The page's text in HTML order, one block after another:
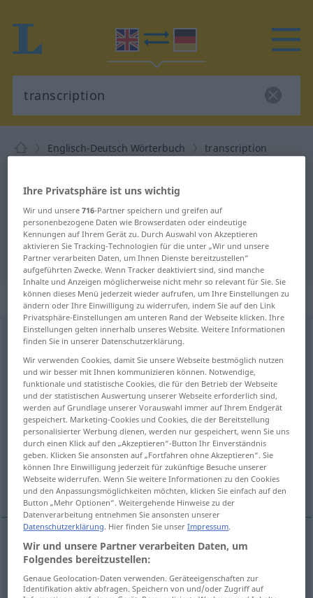
Englisch-Deutsch Wörterbuch transcription
"transcription"
"transcription" Deutsch
Übersetzung
„transcription“: noun
transcriptions
Übersicht aller Übersetzungen
(Für mehr Details die Übersetzung anklicken/antippen)
Abschreiben Abschrift, Kopie
Umschrift Transkription, Übertragung
Tonaufnahme Transkription
Abschreiben n transcription
Ihre Privatsphäre ist uns wichtig
Wir und unsere716-Partner speichern und greifen auf
personenbezogene Daten wie Browserdaten oder eindeutige
Kennungen auf Ihrem Gerät zu. Durch Auswahl von Akzeptieren
aktivieren Sie Tracking-Technologien für die unter „Wir und unsere
Partner verarbeiten Daten, um Ihnen Dienste bereitzustellen“
aufgeführten Zwecke. Wenn Tracker deaktiviert sind, sind manche
Inhalte und Anzeigen möglicherweise nicht mehr so relevant für Sie. Sie
können dieses Menü jederzeit wieder aufrufen, um Ihre Einstellungen zu
ändern oder Ihre Einwilligung zu widerrufen, indem Sie auf den Link
Privatsphäre-Einstellungen am unteren Rand der Webseite klicken. Ihre
Einstellungen gelten innerhalb unseres Website. Weitere Informationen
finden Sie in unserer Datenschutzerklärung.
Wir verwenden Cookies, damit Sie unsere Webseite bestmöglich nutzen
und wir besser mit Ihnen kommunizieren können. Notwendige,
funktionale und statistische Cookies, die für den Betrieb der Webseite
und der statistischen Auswertung unserer Webseite erforderlich sind,
werden auf Grundlage unserer Vorauswahl immer auf Ihrem Endgerät
gespeichert. Marketing-Cookies und Cookies, die der Bereitstellung
personalisierter Werbung dienen, werden nur gespeichert, wenn Sie uns
durch einen Klick auf den „Akzeptieren“-Button Ihr Einverständnis
geben. Klicken Sie ansonsten auf „Fortfahren ohne Akzeptieren“. Sie
können Ihre Einwilligung jederzeit für zukünftige Besuche unserer
Webseite widerrufen. Wenn Sie weitere Informationen zu den Cookies
und den Anpassungsmöglichkeiten möchten, klicken Sie einfach auf den
Button „Mehr Optionen“. Weitergehende Hinweise zu der
Datenverarbeitung entnehmen Sie ansonsten unserer
Datenschutzerklärung. Hier finden Sie unserImpressum.
Wir und unsere Partner verarbeiten Daten, um
Folgendes bereitzustellen:
Genaue Geolocation-Daten verwenden. Geräteeigenschaften zur
Identifikation aktiv abfragen. Speichern von und/oder Zugriff auf